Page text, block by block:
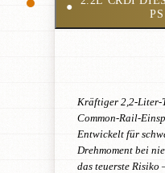
●
PS
Kräftiger 2,2-Liter-
Common-Rail-
Entwickelt für
Drehmoment bei
das teuerste